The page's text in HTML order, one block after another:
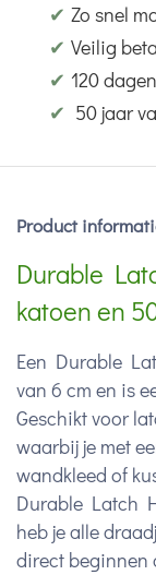
✔ Zo snel
✔ Veilig
✔ 120
✔ 50 jaar
Product
Durable
katoen en
Een Durable
van 6 cm en is
Geschikt voor
waarbij je met
wandkleed of
Durable Latch
heb je alle
direct beginnen